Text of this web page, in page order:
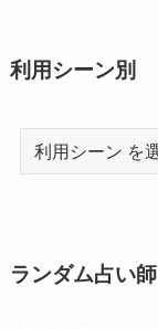
利用シーン別
利
用
ン
ランダム占い師